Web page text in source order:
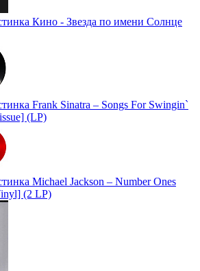
Кино - Звезда по имени Солнце
Frank Sinatra – Songs For Swingin`
(LP)
Michael Jackson – Number Ones
(2 LP)